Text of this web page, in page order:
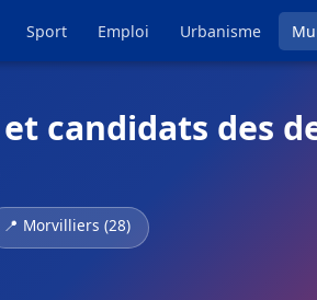
Sport Emploi Urbanisme
candidats des
📍 Morvilliers (28)